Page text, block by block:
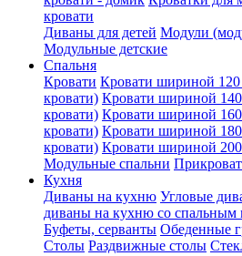
кровати
Диваны для детей Модули
Модульные детские
Спальня
Кровати Кровати шириной 120
кровати) Кровати шириной
кровати) Кровати шириной
кровати) Кровати шириной
кровати) Кровати шириной
Модульные спальни
Кухня
Диваны на кухню Угловые
диваны на кухню со спальным
Буфеты, серванты Обеденные
Столы Раздвижные столы